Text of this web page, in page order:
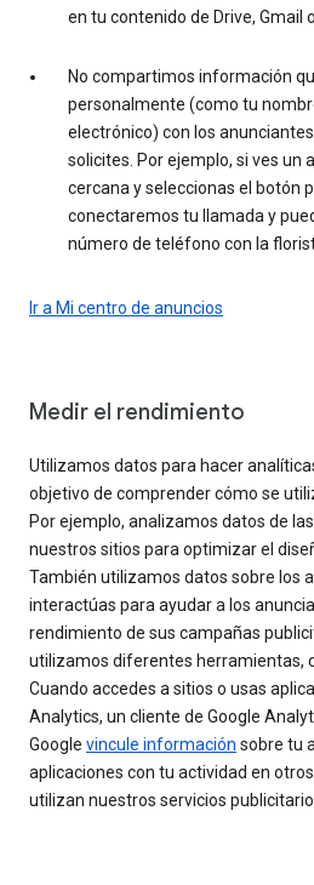
en tu contenido de Drive, Gmail
No compartimos información
personalmente (como tu
electrónico) con los
solicites. Por ejemplo, si ves un
cercana y seleccionas el botón
conectaremos tu llamada y
número de teléfono con la
Ir a Mi centro de anuncios
Medir el rendimiento
Utilizamos datos para hacer
objetivo de comprender cómo se
Por ejemplo, analizamos datos de
nuestros sitios para optimizar el
También utilizamos datos sobre los
interactúas para ayudar a los
rendimiento de sus campañas
utilizamos diferentes herramientas,
Cuando accedes a sitios o usas
Analytics, un cliente de Google
Google vincule información sobre tu
aplicaciones con tu actividad en
utilizan nuestros servicios